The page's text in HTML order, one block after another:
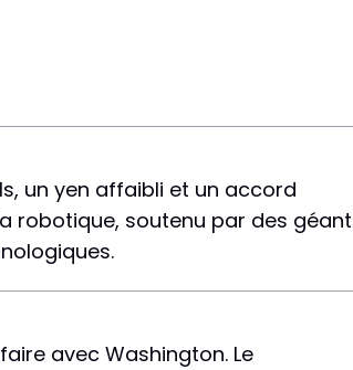
un yen affaibli et un accord
robotique, soutenu par des
avec Washington. Le